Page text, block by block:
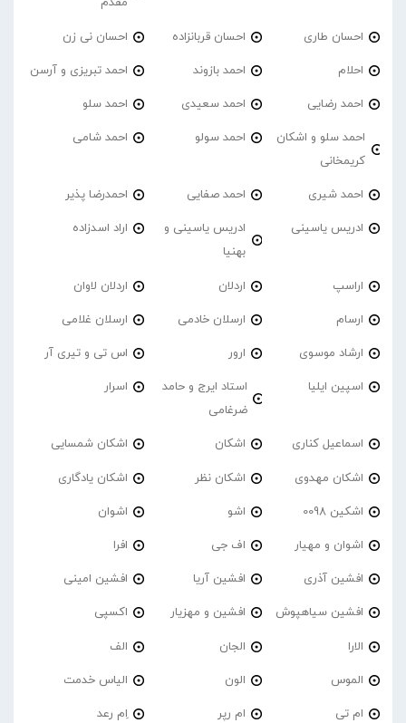
احسان طاری احسان قربانزاده احسان نی زن
احلام احمد بازوند احمد تبریزی و آرسن
احمد‌ رضایی احمد سعیدی احمد سلو
احمد سلو و اشکان
کریمخانی
احمد سولو احمد شامی
احمد شیری احمد صفایی احمدرضا پذیر
ادریس یاسینی
ادریس یاسینی و
بهنیا
اراد اسدزاده
اراسپ اردلان اردلان لاوان
ارسام ارسلان خادمی ارسلان غلامی
ارشاد موسوی ارور اس تی و تیری آر
اسپین ایلیا
استاد ایرج و حامد
ضرغامی
اسرار
اسماعیل کناری اشکان اشکان شمسایی
اشکان مهدوی اشکان نظر اشکان یادگاری
اشکین 0098 اشو اشوان
اشوان و مهیار اف جی افرا
افشین آذری افشین آریا افشین امینی
افشین سیاهپوش افشین و مهزیار اکسپی
الارا الجان الف
الموس الون الیاس خدمت
ام تی ام رپر اِم رعد